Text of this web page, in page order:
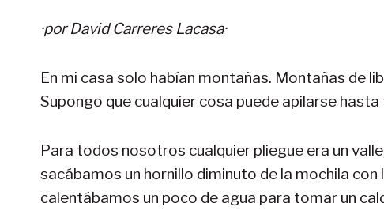
·por David Carreres Lacasa·
En mi casa solo habían montañas. Montañas de
Supongo que cualquier cosa puede apilarse
Para todos nosotros cualquier pliegue era un
sacábamos un hornillo diminuto de la mochila
calentábamos un poco de agua para tomar un